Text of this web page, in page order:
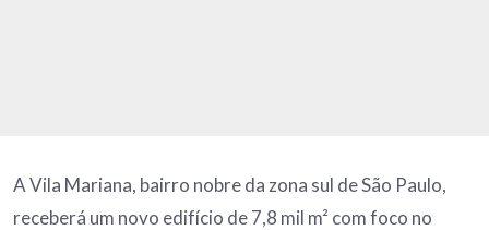
A Vila Mariana, bairro nobre da zona sul de São Paulo,
receberá um novo edifício de 7,8 mil m² com foco no